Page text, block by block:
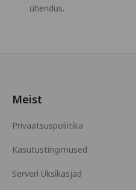
ühendus.
Meist
Privaatsuspoliitika
Kasutustingimused
Serveri Üksikasjad